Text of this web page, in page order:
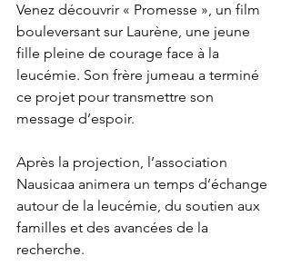
Venez découvrir « Promesse », un film
bouleversant sur Laurène, une jeune
fille pleine de courage face à la
leucémie. Son frère jumeau a terminé
ce projet pour transmettre son
message d’espoir.
Après la projection, l’association
Nausicaa animera un temps d’échange
autour de la leucémie, du soutien aux
familles et des avancées de la
recherche.